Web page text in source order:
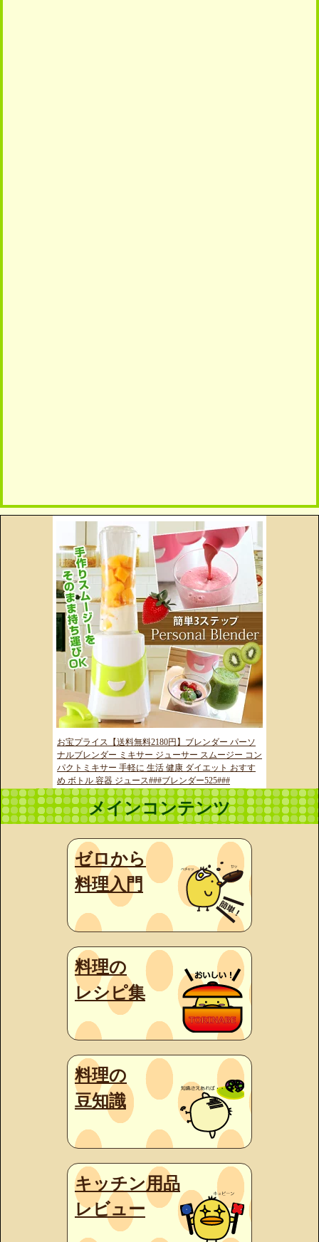
お宝プライス【送料無料2180円】ブレンダー パーソ
ナルブレンダー ミキサー ジューサー スムージー コン
パクトミキサー 手軽に 生活 健康 ダイエット おすす
め ボトル 容器 ジュース###ブレンダー525###
メインコンテンツ
ゼロから
料理入門
料理の
レシピ集
料理の
豆知識
キッチン用品
レビュー